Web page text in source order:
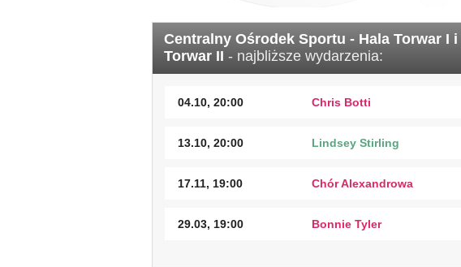
Centralny Ośrodek Sportu - Hala Torwar I i
Torwar II - najbliższe wydarzenia:
04.10, 20:00 Chris Botti
13.10, 20:00 Lindsey Stirling
17.11, 19:00 Chór Alexandrowa
29.03, 19:00 Bonnie Tyler